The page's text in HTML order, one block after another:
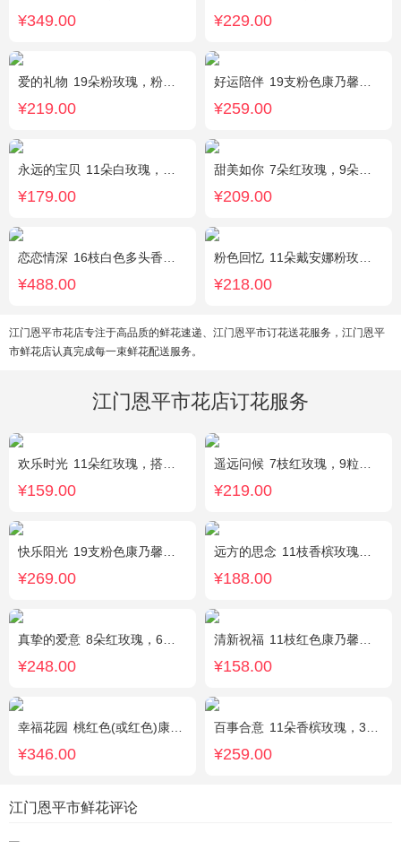
¥349.00 ¥229.00
爱的礼物 19朵粉玫瑰，粉色满天星搭配
¥219.00
好运陪伴 19支粉色康乃馨，3支多头香水百合，搭配满天星、黄莺装饰。
¥259.00
永远的宝贝 11朵白玫瑰，搭配适量紫色勿忘我、黄莺、栀子叶间插。
¥179.00
甜美如你 7朵红玫瑰，9朵戴安娜粉玫瑰，白色满天星丰满间插，尤加利搭配
¥209.00
恋恋情深 16枝白色多头香水百合，黄莺点缀。
¥488.00
粉色回忆 11朵戴安娜粉玫瑰，尤加利间插，丰满搭配绿叶
¥218.00
江门恩平市花店专注于高品质的鲜花速递、江门恩平市订花送花服务，江门恩平
市鲜花店认真完成每一束鲜花配送服务。
江门恩平市花店订花服务
欢乐时光 11朵红玫瑰，搭配适量红色石竹梅、叶上黄金间插。
¥159.00
遥远问候 7枝红玫瑰，9粒巧克力，2只可爱小熊，满天星、绿叶周围点缀；巧克力选择高端品牌（德芙、金莎、费列罗等），具体以当地市场为准，小熊以实物为准。
¥219.00
快乐阳光 19支粉色康乃馨，3支多头白百合，绿叶、黄莺点缀。
¥269.00
远方的思念 11枝香槟玫瑰单独包装，绿叶丰满。
¥188.00
真挚的爱意 8朵红玫瑰，6朵香槟玫瑰，5朵粉玫瑰，叶上黄金点缀。
¥248.00
清新祝福 11枝红色康乃馨，搭配黄莺栀子叶适量
¥158.00
幸福花园 桃红色(或红色)康乃馨18枝，桃红色(或红色)玫瑰18枝，粉色康乃馨12枝，粉色多头小康乃馨9枝，点缀适量绿叶、叶上黄金等。
¥346.00
百事合意 11朵香槟玫瑰，3枝多头白百合，黄莺搭配
¥259.00
江门恩平市鲜花评论